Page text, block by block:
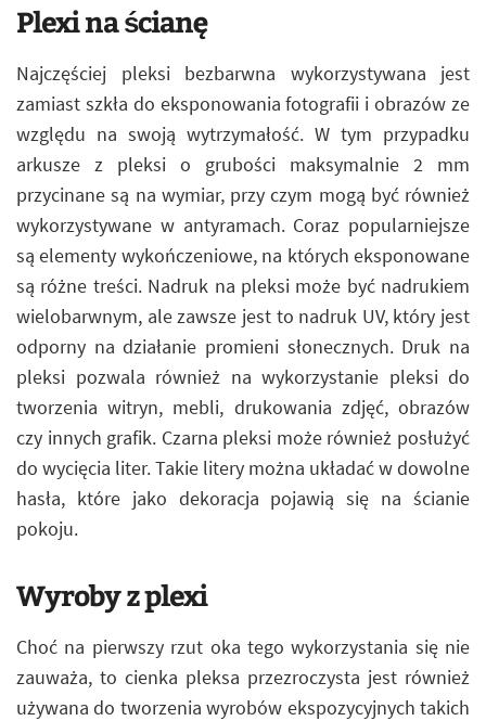
Plexi na ścianę
Najczęściej pleksi bezbarwna wykorzystywana jest
zamiast szkła do eksponowania fotografii i obrazów ze
względu na swoją wytrzymałość. W tym przypadku
arkusze z pleksi o grubości maksymalnie 2 mm
przycinane są na wymiar, przy czym mogą być również
wykorzystywane w antyramach. Coraz popularniejsze
są elementy wykończeniowe, na których eksponowane
są różne treści. Nadruk na pleksi może być nadrukiem
wielobarwnym, ale zawsze jest to nadruk UV, który jest
odporny na działanie promieni słonecznych. Druk na
pleksi pozwala również na wykorzystanie pleksi do
tworzenia witryn, mebli, drukowania zdjęć, obrazów
czy innych grafik. Czarna pleksi może również posłużyć
do wycięcia liter. Takie litery można układać w dowolne
hasła, które jako dekoracja pojawią się na ścianie
pokoju.
Wyroby z plexi
Choć na pierwszy rzut oka tego wykorzystania się nie
zauważa, to cienka pleksa przezroczysta jest również
używana do tworzenia wyrobów ekspozycyjnych takich